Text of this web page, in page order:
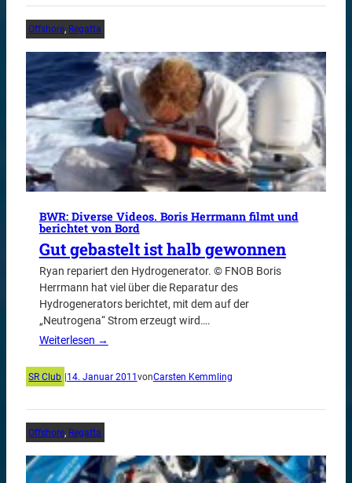
Offshore, Regatta
BWR: Diverse Videos. Boris Herrmann filmt und
berichtet von Bord
Gut gebastelt ist halb gewonnen
Ryan repariert den Hydrogenerator. © FNOB Boris
Herrmann hat viel über die Reparatur des
Hydrogenerators berichtet, mit dem auf der
„Neutrogena“ Strom erzeugt wird….
Weiterlesen →
SR Club |14. Januar 2011vonCarsten Kemmling
Offshore, Regatta